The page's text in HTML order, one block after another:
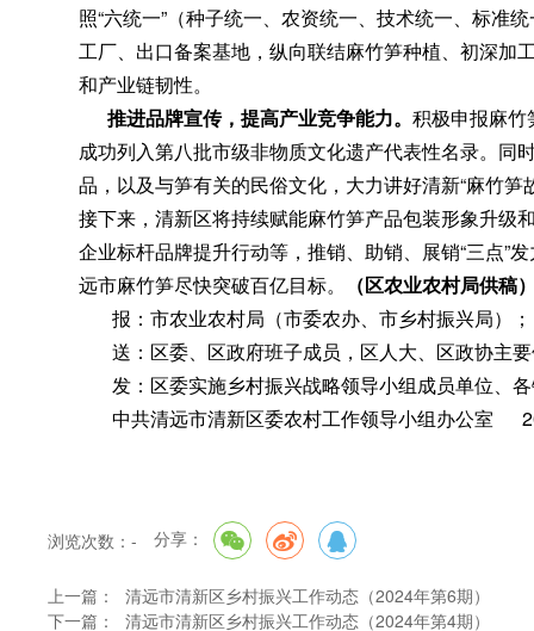
照“六统一”（种子统一、农资统一、技术统一、标准
工厂、出口备案基地，纵向联结麻竹笋种植、初深加
和产业链韧性。
推进品牌宣传， 提高产业竞争能力。 积极申报麻竹
成功列入第八批市级非物质文化遗产代表性名录。 同
品，以及与笋有关的民俗文化 ， 大力讲好清新“麻竹笋
接下来 ， 清新区将持续赋能麻竹笋产品包装形象升级
企业标杆品牌提升行动等 ， 推销、助销、展销“三点”
远市麻竹笋尽快突破百亿目标。
（区农业农村局供稿
报：市农业农村局（市委农办、市乡村振兴局）
；
送：区委、区政府班子成员 ， 区人大、区政协主
发：区委实施乡村振兴战略领导小组成员单位、
中共清远市清新区委农村工作领导小组办公室
浏览次数： - 分享：
上一篇：
清远市清新区乡村振兴工作动态（2024年第6期）
下一篇：
清远市清新区乡村振兴工作动态（2024年第4期）